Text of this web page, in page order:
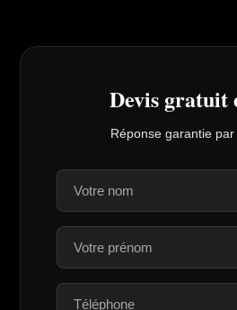
Devis gratuit
Réponse garantie